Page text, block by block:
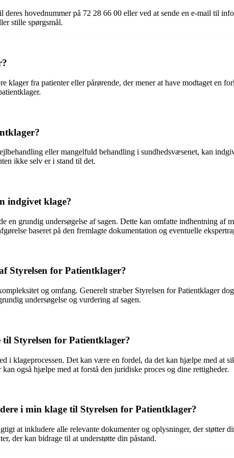
hovednummer på 72 28 66 00 eller ved at sende en e-mail til
stille spørgsmål.
klager fra patienter eller pårørende, der mener at have modtaget en
eller mangelfuld behandling i sundhedsvæsenet, kan
ikke selv er i stand til det.
indgivet klage?
en grundig undersøgelse af sagen. Dette kan omfatte indhentning af
baseret på den fremlagte dokumentation og eventuelle
Styrelsen for Patientklager?
og omfang. Generelt stræber Styrelsen for Patientklager
undersøgelse og vurdering af sagen.
Styrelsen for Patientklager?
i klageprocessen. Det kan være en fordel, da det kan hjælpe med at
også hjælpe med at forstå den juridiske proces og dine rettigheder.
i min klage til Styrelsen for Patientklager?
at inkludere alle relevante dokumenter og oplysninger, der støtter
der kan bidrage til at understøtte din påstand.